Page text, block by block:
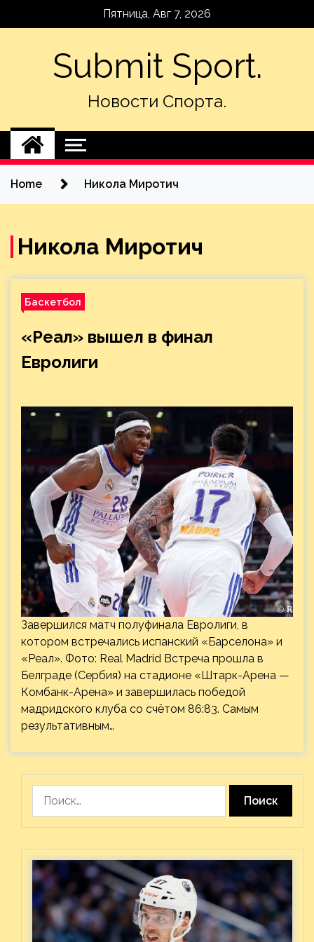
Пятница, Авг 7, 2026
Submit Sport.
Новости Спорта.
Home Никола Миротич
Никола Миротич
Баскетбол
«Реал» вышел в финал
Евролиги
Завершился матч полуфинала Евролиги, в
котором встречались испанский «Барселона» и
«Реал». Фото: Real Madrid Встреча прошла в
Белграде (Сербия) на стадионе «Штарк-Арена —
Комбанк-Арена» и завершилась победой
мадридского клуба со счётом 86:83. Самым
результативным…